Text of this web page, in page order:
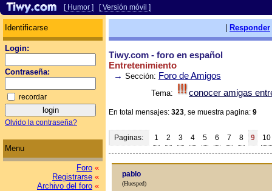
[ Humor ] [ Versión móvil ]
Identificarse
Login:
Contraseña:
recordar
Olvido la contraseña?
Menu
Foro «
Registrarse «
Archivo del foro «
Responder
Tiwy.com - foro en español
Entretenimiento
→ Sección: Foro de Amigos
Tema: conocer amigas
En total mensajes: 323, se muestra pagina: 9
Paginas: 1 2 3 4 5 6 7 8 9 10
pablo
(Huesped)